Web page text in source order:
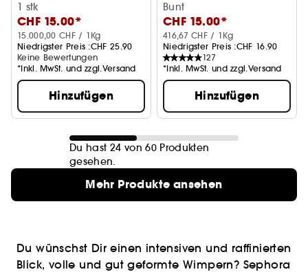
1 stk
CHF 15.00*
15.000,00 CHF / 1Kg
Niedrigster Preis :CHF 25.90
Keine Bewertungen
*Inkl. MwSt. und zzgl.Versand
Hinzufügen
Nagelfeilen-Set
Bunt
CHF 15.00*
416,67 CHF / 1Kg
Niedrigster Preis :CHF 16.90
127
*Inkl. MwSt. und zzgl.Versand
Hinzufügen
Du hast 24 von 60 Produkten
gesehen.
Mehr Produkte ansehen
Du wünschst Dir einen intensiven und raffinierten
Blick, volle und gut geformte Wimpern? Sephora